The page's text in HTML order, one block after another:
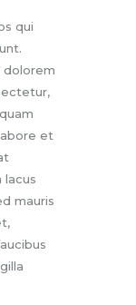
qui
dolorem
et
lacus
mauris